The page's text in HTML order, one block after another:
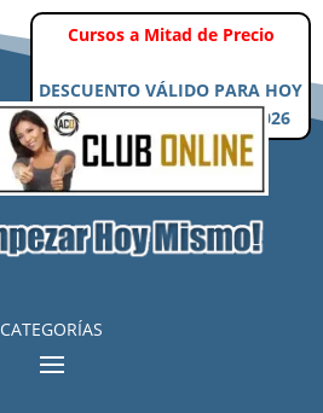
CATEGORÍAS
Cursos a Mitad de Precio
DESCUENTO VÁLIDO PARA HOY
Viernes, 7 de Agosto de 2026